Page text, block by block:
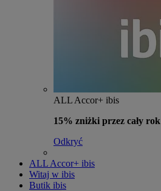
ALL Accor+ ibis
15% zniżki przez cały rok
Odkryć
ALL Accor+ ibis
Witaj w ibis
Butik ibis